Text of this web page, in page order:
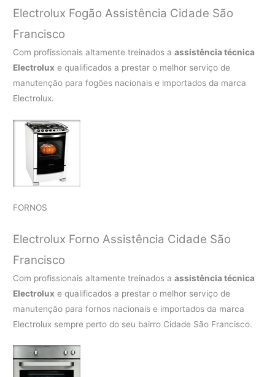
Electrolux Fogão Assistência Cidade São
Francisco
Com profissionais altamente treinados aassistência técnica
Electrolux e qualificados a prestar o melhor serviço de
manutenção para fogões nacionais e importados da marca
Electrolux.
FORNOS
Electrolux Forno Assistência Cidade São
Francisco
Com profissionais altamente treinados aassistência técnica
Electrolux e qualificados a prestar o melhor serviço de
manutenção para fornos nacionais e importados da marca
Electrolux sempre perto do seu bairro Cidade São Francisco.